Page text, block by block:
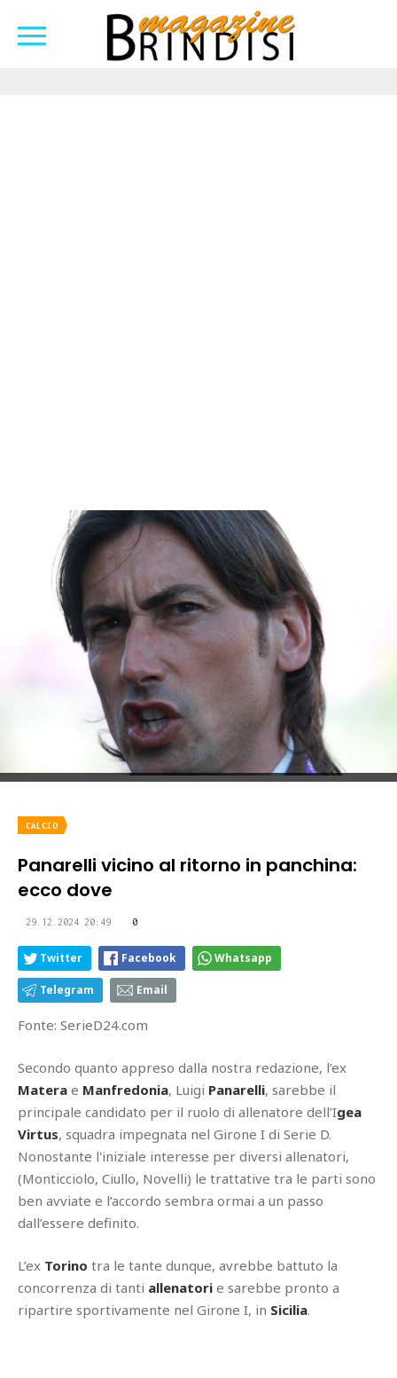
CALCIO
Panarelli vicino al ritorno in panchina:
ecco dove
29.12.2024 20:49 0
Twitter Facebook Whatsapp
Telegram Email
Fonte: SerieD24.com
Secondo quanto appreso dalla nostra redazione, l’ex
Matera e Manfredonia, Luigi Panarelli, sarebbe il
principale candidato per il ruolo di allenatore dell’Igea
Virtus, squadra impegnata nel Girone I di Serie D.
Nonostante l'iniziale interesse per diversi allenatori,
(Monticciolo, Ciullo, Novelli) le trattative tra le parti sono
ben avviate e l’accordo sembra ormai a un passo
dall’essere definito.
L’ex Torino tra le tante dunque, avrebbe battuto la
concorrenza di tanti allenatori e sarebbe pronto a
ripartire sportivamente nel Girone I, in Sicilia.